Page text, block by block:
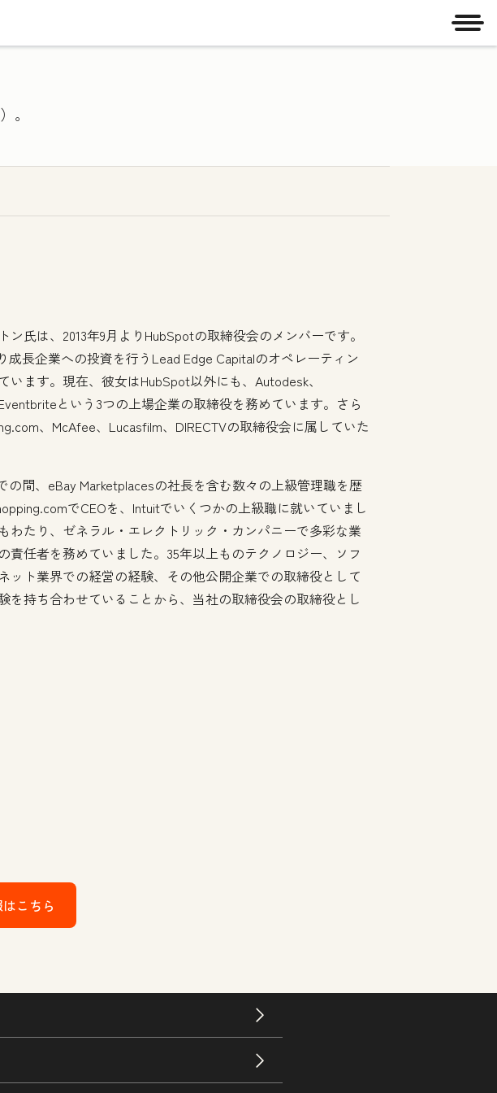
メ
。
ン氏は、2013年9月よりHubSpotの取締役会のメンバーです。
成長企業への投資を行うLead Edge Capitalのオペレーティン
います。現在、彼女はHubSpot以外にも、Autodesk、
という3つの上場企業の取締役を務めています。さら
、McAfee、Lucasfilm、DIRECTVの取締役会に属していた
の間、eBay Marketplacesの社長を含む数々の上級管理職を歴
でCEOを、Intuitでいくつかの上級職に就いていまし
わたり、ゼネラル・エレクトリック・カンパニーで多彩な業
責任者を務めていました。35年以上ものテクノロジー、ソフ
ット業界での経営の経験、その他公開企業での取締役として
を持ち合わせていることから、当社の取締役会の取締役とし
こちら